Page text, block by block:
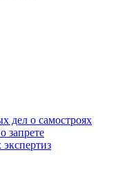
дел о самостроях
запрете
экспертиз